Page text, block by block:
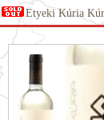
Etyeki Kúria